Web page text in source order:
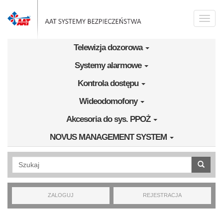
Toggle
Telewizja dozorowa
Systemy alarmowe
Kontrola dostępu
Wideodomofony
Akcesoria do sys. PPOŻ
NOVUS MANAGEMENT SYSTEM
Wyszukiwanie pełnotekstowe
ZALOGUJ REJESTRACJA